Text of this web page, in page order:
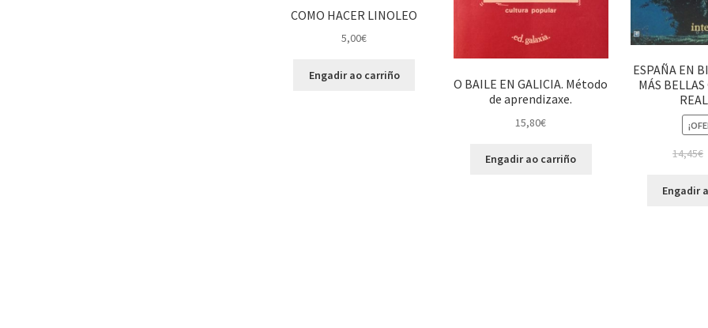
COMO HACER LINOLEO
5,00€
Engadir ao carriño
O BAILE EN GALICIA. Método
de aprendizaxe.
15,80€
Engadir ao carriño
ESPAÑA EN
MÁS
14,45€
Engadir